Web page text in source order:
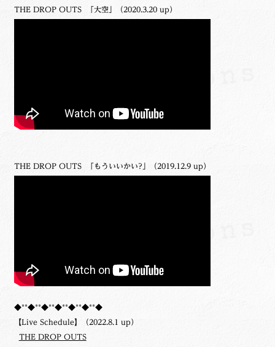
THE DROP OUTS 「大空」（2020.3.20 up）
THE DROP OUTS 「もういいかい?」（2019.12.9 up）
◆**◆**◆**◆**◆**◆**◆
【Live Schedule】（2022.8.1 up）
THE DROP OUTS